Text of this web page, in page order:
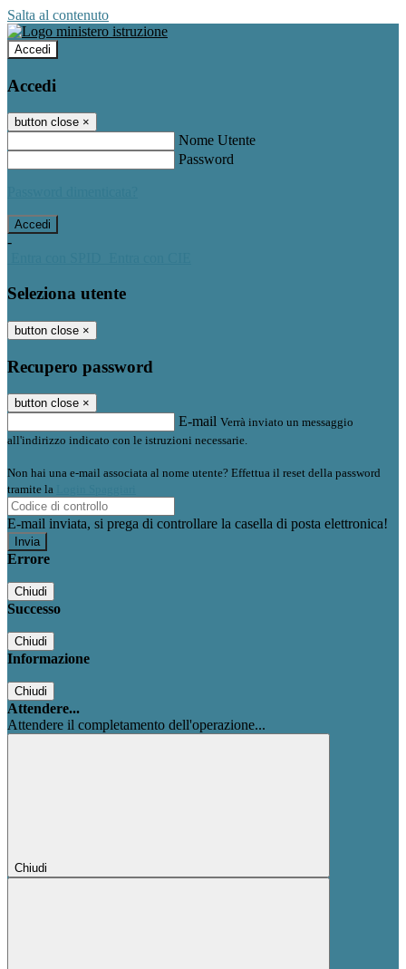
Salta al contenuto
Accedi
Accedi
button close ×
Nome Utente
Password
-
Seleziona utente
button close ×
Recupero password
button close ×
E-mail Verrà inviato un messaggio
all'indirizzo indicato con le istruzioni necessarie.
Non hai una e-mail associata al nome utente? Effettua il reset della password
tramite la
E-mail inviata, si prega di controllare la casella di posta elettronica!
Errore
Chiudi
Successo
Chiudi
Informazione
Chiudi
Attendere...
Attendere il completamento dell'operazione...
Chiudi